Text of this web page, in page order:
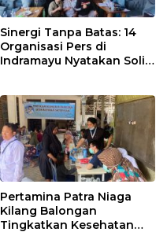
Sinergi Tanpa Batas: 14
Organisasi Pers di
Indramayu Nyatakan Solid
Pertamina Patra Niaga
Kilang Balongan
Tingkatkan Kesehatan